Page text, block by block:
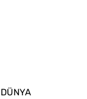
DÜNYA